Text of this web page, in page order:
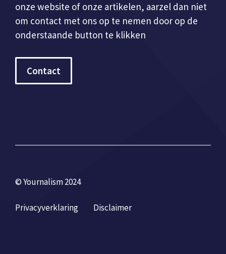
onze website of onze artikelen, aarzel dan niet
om contact met ons op te nemen door op de
onderstaande button te klikken
Contact
© Yournalism 2024
Privacyverklaring Disclaimer